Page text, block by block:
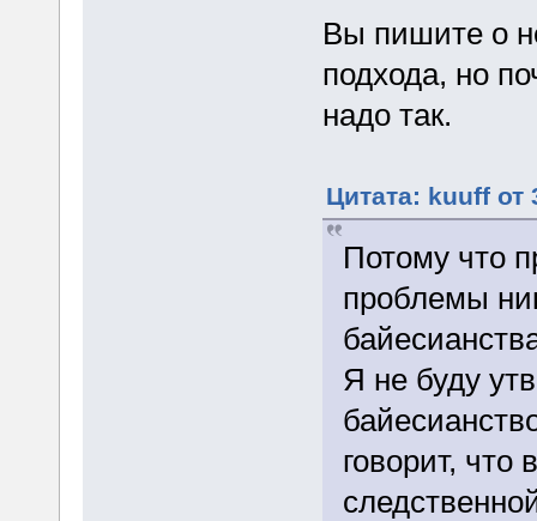
Вы пишите о
подхода, но
надо так.
Цитата: kuuff от
Потому что
проблемы
Я не буду
говорит,